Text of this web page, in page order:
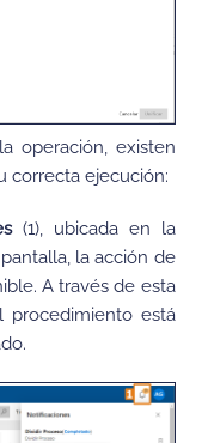
operación, existen
correcta ejecución:
(1), ubicada en la
la acción de
A través de esta
procedimiento está